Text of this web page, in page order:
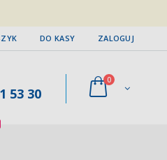
DO KASY ZALOGUJ
53 30
0